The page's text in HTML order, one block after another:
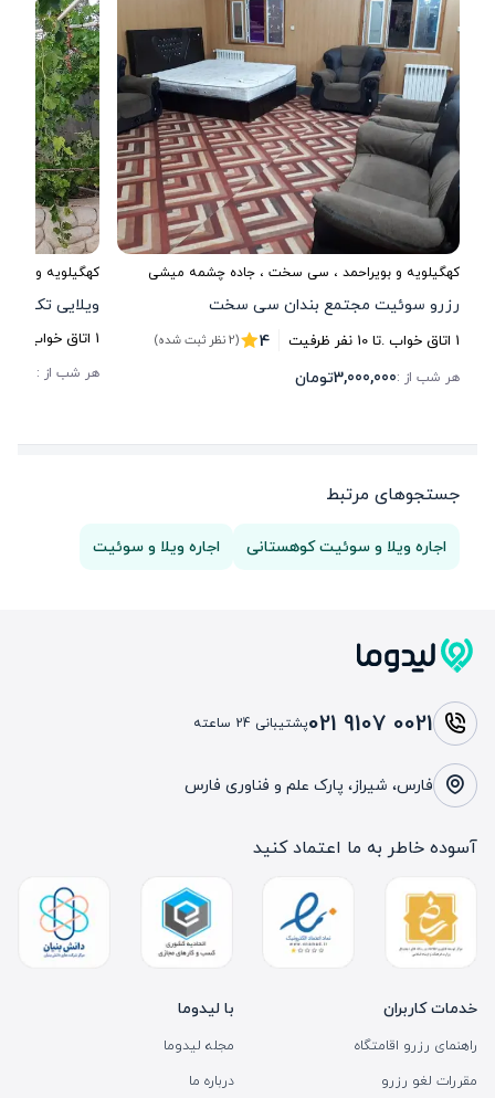
کهگیلویه و بویراحمد ، سی سخت ، جاده چشمه میشی
رزرو سوئیت مجتمع بندان سی سخت
1 اتاق خواب .تا10 نفر ظرفیت 4 (2 نظر ثبت شده)
هر شب از :3,000,000تومان
کهگیلویه و
ویلایی تک
1 اتاق خواب .
هر شب از :
جستجوهای مرتبط
اجاره ویلا و سوئیت کوهستانی اجاره ویلا و سوئیت
خدمات کاربران
راهنمای رزرو اقامتگاه
مقررات لغو رزرو
با لیدوما
مجله لیدوما
درباره ما
021 9107 0021پشتیبانی 24 ساعته
فارس، شیراز، پارک علم و فناوری فارس
آسوده خاطر به ما اعتماد کنید